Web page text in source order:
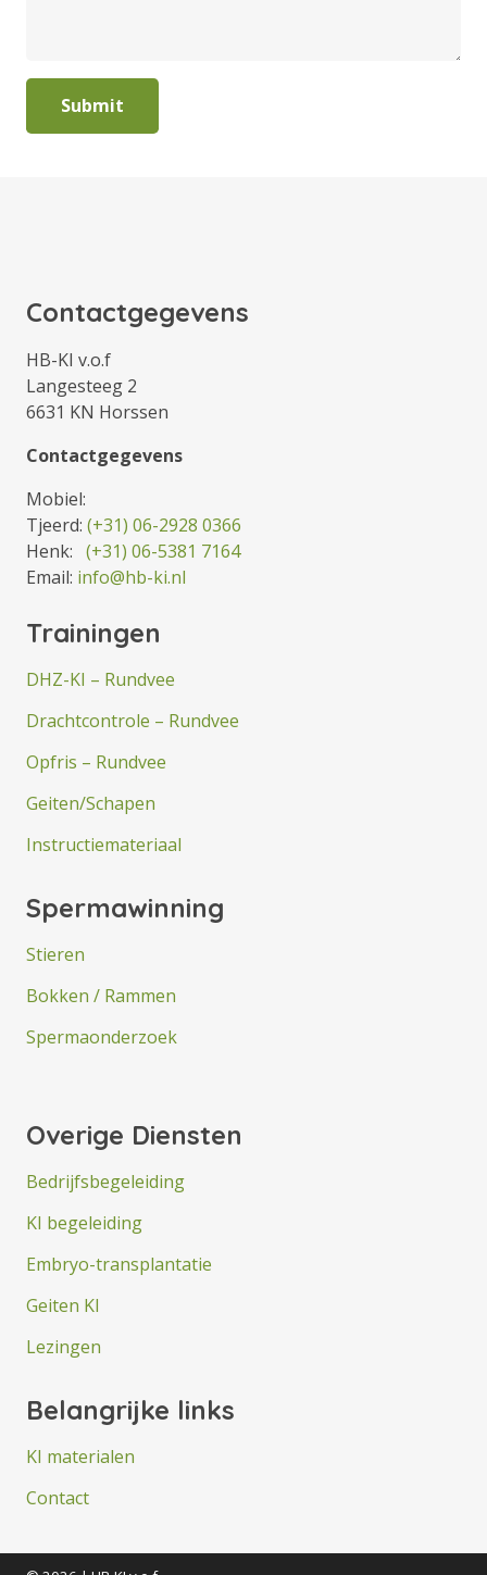
Contactgegevens
HB-KI v.o.f
Langesteeg 2
6631 KN Horssen
Contactgegevens
Mobiel:
Tjeerd: (+31) 06-2928 0366
Henk: (+31) 06-5381 7164
Email: info@hb-ki.nl
Trainingen
DHZ-KI – Rundvee
Drachtcontrole – Rundvee
Opfris – Rundvee
Geiten/Schapen
Instructiemateriaal
Spermawinning
Stieren
Bokken / Rammen
Spermaonderzoek
Overige Diensten
Bedrijfsbegeleiding
KI begeleiding
Embryo-transplantatie
Geiten KI
Lezingen
Belangrijke links
KI materialen
Contact